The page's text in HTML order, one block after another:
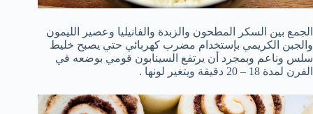
الجمع بين السكر المطحون والزبدة والفانيليا وعصير الليمون
والجبن الكريمي بإستخدام مضرب كهربائي حتي يصبح خليط
سلس وناعم وبمجرد أن يرتفع السينابون قومي بوضعه في
الفرن لمدة 18 – 20 دقيقة ويتغير لونها .